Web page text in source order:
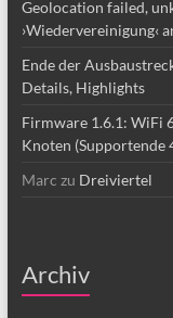
Geolocation failed,
›Wiedervereinigung‹
Ende der
Details, Highlights
Firmware 1.6.1: WiFi
Knoten (Supportende
Marc zu Dreiviertel
Archiv